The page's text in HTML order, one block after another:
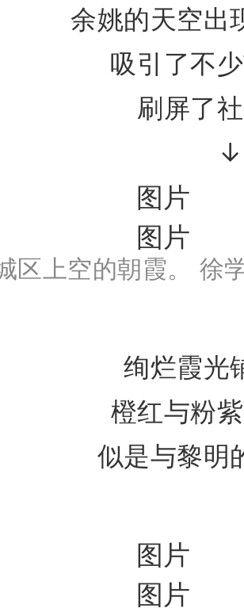
余姚的天空出
吸引了不
刷屏了
↓
区上空的朝霞。 徐
绚烂霞光
橙红与粉
似是与黎明